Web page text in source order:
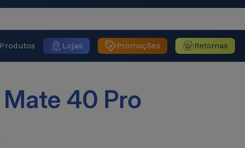
Produtos Lojas Promoções Retomas
40 Pro